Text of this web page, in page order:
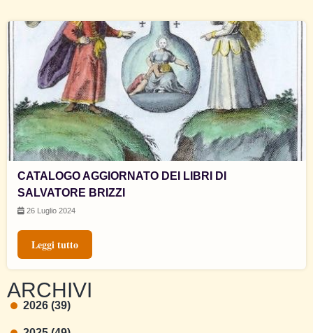
CATALOGO AGGIORNATO DEI LIBRI DI
SALVATORE BRIZZI
26 Luglio 2024
Leggi tutto
ARCHIVI
2026 (39)